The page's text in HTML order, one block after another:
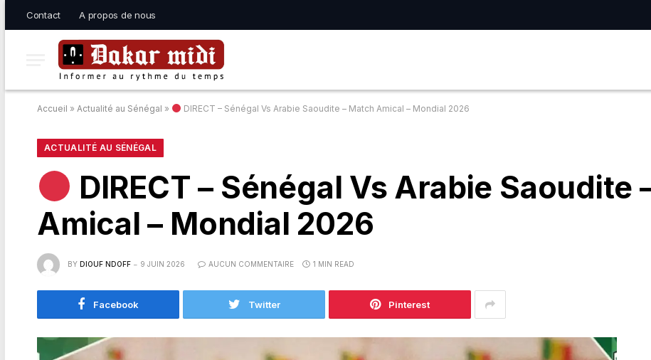
Contact A propos de nous
Accueil » Actualité au Sénégal » DIRECT – Sénégal Vs Arabie Saoudite – Match Amical – Mondial 2026
ACTUALITÉ AU SÉNÉGAL
DIRECT – Sénégal Vs Arabie Saoudite
Amical – Mondial 2026
BY DIOUF NDOFF 9 JUIN 2026 AUCUN COMMENTAIRE 1 MIN READ
Facebook Twitter Pinterest